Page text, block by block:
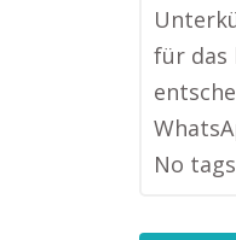
für das
No